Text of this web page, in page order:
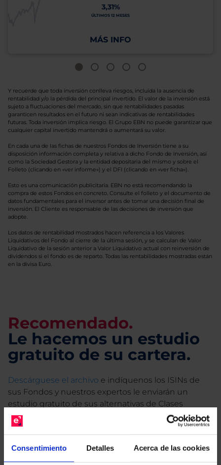
Consentimiento Detalles Acerca de las cookies
3,31%
ÚLTIMOS 12 MESES
MÁS INFO
Y recuerde que toda inversión conlleva riesgos, incluida la ausencia de
rentabilidad y/o la pérdida del principal invertido. El valor de la inversión está
sujeto a fluctuaciones del mercado, sin que rentabilidades pasadas
garanticen resultados en el futuro ni sean indicativas de rentabilidades
futuras. Toda inversión implica riesgo. El Grupo EBN no puede garantizar que
cualquier capital invertido mantendrá o aumentará su valor.
En cada una de las fichas de nuestros Fondos de Inversión tiene a su
disposición información completa y relativa a dicho Fondo de Inversión, así
como la Sociedad Gestora y la entidad depositaria del mismo y sobre el
Folleto (clicando en «ver informe») y el DFI (clicando en «ver ficha»).
Esto es una comunicación publicitaria. EBN no está recomendando la
compra de estos Fondos en concreto. Consulte el folleto y el documento de
datos fundamentales para el inversor antes de tomar una decisión final de
inversión. El Cliente es responsable de las decisiones de inversión que
adopte.
Los datos de rentabilidad mostrados hacen referencia a los Valores
Liquidativos del Fondo al cierre de la última sesión, y se calculan de Valor
Liquidativo de la sesión anterior a Valor Liquidativo actual con reinversión de
dividendos si el fondo es de reparto. Todas las rentabilidades mostradas están
en la divisa Euro.
Recomendado.
Le hacemos un estudio
gratuito de su cartera.
Descárguese el archivo e indíquenos los ISINs de
sus Fondos y nuestros expertos le enviarán un
estudio gratuito de sus alternativas de Clases
Limpias con las que podrá ahorrar en sus costes.